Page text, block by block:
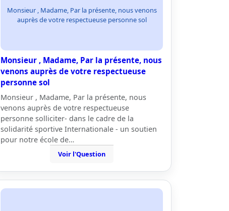
Monsieur , Madame, Par la présente, nous venons
auprès de votre respectueuse personne sol
Monsieur , Madame, Par la présente, nous
venons auprès de votre respectueuse
personne sol
Monsieur , Madame, Par la présente, nous
venons auprès de votre respectueuse
personne solliciter- dans le cadre de la
solidarité sportive Internationale - un soutien
pour notre école de…
Voir l'Question